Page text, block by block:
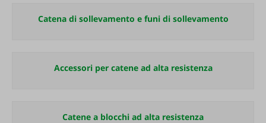
Catena di sollevamento e funi di sollevamento
Accessori per catene ad alta resistenza
Catene a blocchi ad alta resistenza